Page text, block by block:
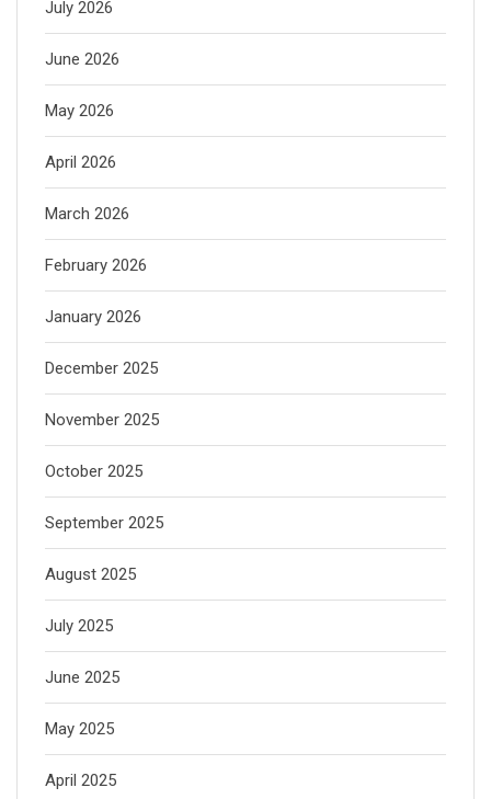
July 2026
June 2026
May 2026
April 2026
March 2026
February 2026
January 2026
December 2025
November 2025
October 2025
September 2025
August 2025
July 2025
June 2025
May 2025
April 2025